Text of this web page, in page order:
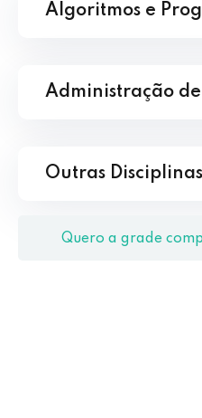
Algoritmos e
Administração
Outras Disciplinas
Quero a grade